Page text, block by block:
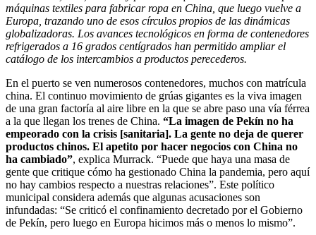
máquinas textiles para fabricar ropa en China, que luego vuelve a
Europa, trazando uno de esos círculos propios de las dinámicas
globalizadoras. Los avances tecnológicos en forma de contenedores
refrigerados a 16 grados centígrados han permitido ampliar el
catálogo de los intercambios a productos perecederos.
En el puerto se ven numerosos contenedores, muchos con matrícula
china. El continuo movimiento de grúas gigantes es la viva imagen
de una gran factoría al aire libre en la que se abre paso una vía férrea
a la que llegan los trenes de China. “La imagen de Pekín no ha
empeorado con la crisis [sanitaria]. La gente no deja de querer
productos chinos. El apetito por hacer negocios con China no
ha cambiado”, explica Murrack. “Puede que haya una masa de
gente que critique cómo ha gestionado China la pandemia, pero aquí
no hay cambios respecto a nuestras relaciones”. Este político
municipal considera además que algunas acusaciones son
infundadas: “Se criticó el confinamiento decretado por el Gobierno
de Pekín, pero luego en Europa hicimos más o menos lo mismo”.